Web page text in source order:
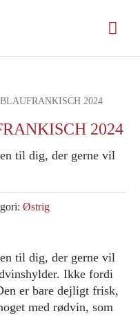
2024
2024
til dig, der gerne vil
Østrig
til dig, der gerne vil
Ikke fordi
er bare dejligt frisk,
med rødvin, som